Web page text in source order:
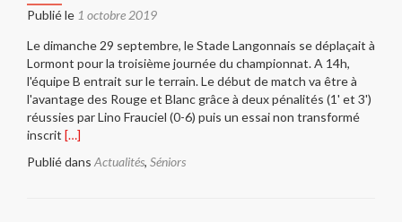
!
Publié le 1 octobre 2019
Le dimanche 29 septembre, le Stade Langonnais se déplaçait à
Lormont pour la troisième journée du championnat. A 14h,
l'équipe B entrait sur le terrain. Le début de match va être à
l'avantage des Rouge et Blanc grâce à deux pénalités (1' et 3')
réussies par Lino Frauciel (0-6) puis un essai non transformé
inscrit En
plus
[…]
Publié dans Actualités, Séniors